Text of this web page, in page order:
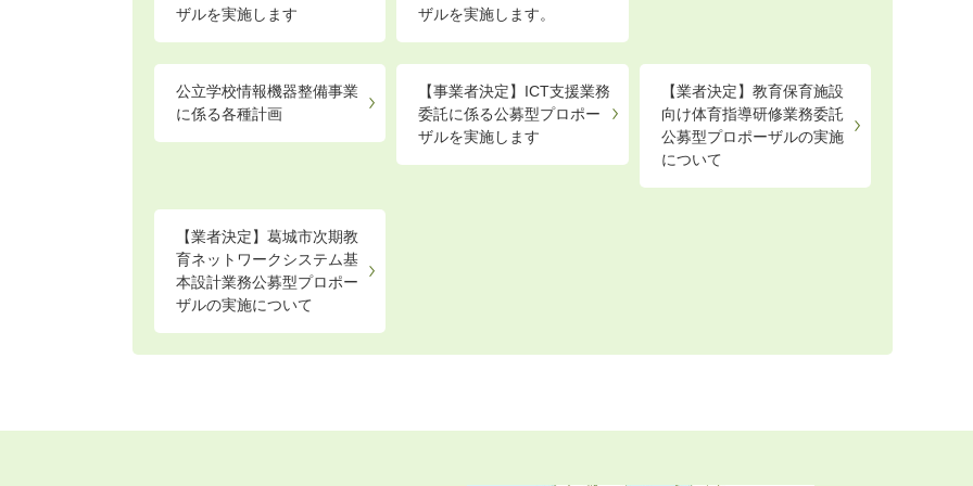
ザルを実施します ザルを実施します。
公立学校情報機器整備事業
に係る各種計画
【事業者決定】ICT支援業務
委託に係る公募型プロポー
ザルを実施します
【業者決定】教育保育施設
向け体育指導研修業務委託
公募型プロポーザルの実施
について
【業者決定】葛城市次期教
育ネットワークシステム基
本設計業務公募型プロポー
ザルの実施について